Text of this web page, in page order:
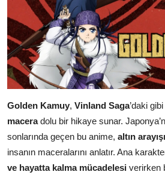
Golden Kamuy, Vinland Saga’daki gibi
maceradolu bir hikaye sunar.
sonlarında geçen bu anime, altın
insanın maceralarını anlatır. Ana
ve hayatta kalma mücadelesi verirken